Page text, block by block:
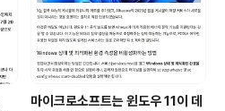
마이크로소프트는 윈도우 11이 데